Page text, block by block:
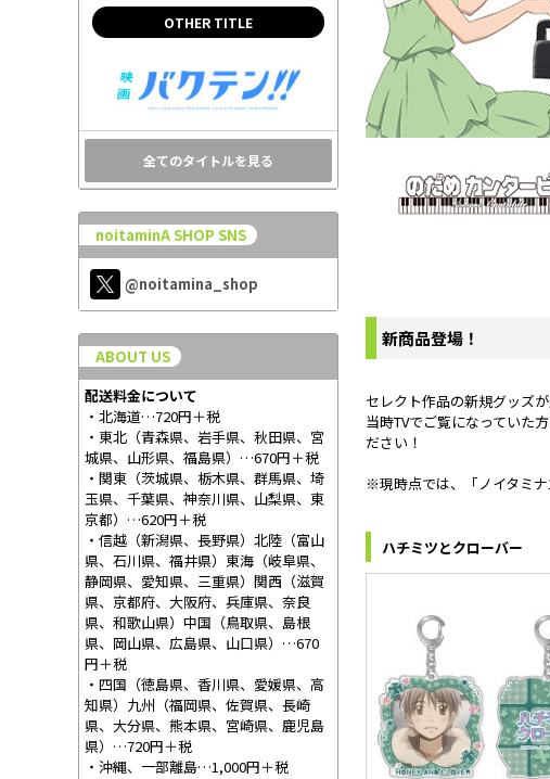
OTHER TITLE
全てのタイトルを見る
noitaminA SHOP SNS
@noitamina_shop
ABOUT US
配送料金について
・北海道…720円＋税
・東北（青森県、岩手県、秋田県、宮
城県、山形県、福島県）…670円＋税
・関東（茨城県、栃木県、群馬県、埼
玉県、千葉県、神奈川県、山梨県、東
京都）…620円＋税
・信越（新潟県、長野県）北陸（富山
県、石川県、福井県）東海（岐阜県、
静岡県、愛知県、三重県）関西（滋賀
県、京都府、大阪府、兵庫県、奈良
県、和歌山県）中国（鳥取県、島根
県、岡山県、広島県、山口県）…670
円＋税
・四国（徳島県、香川県、愛媛県、高
知県）九州（福岡県、佐賀県、長崎
県、大分県、熊本県、宮崎県、鹿児島
県）…720円＋税
・沖縄、一部離島…1,000円＋税
新商品登場！
セレクト作品の新規グッズが
当時TVでご覧になっていた
ださい！
※現時点では、「ノイタミ
ハチミツとクローバー